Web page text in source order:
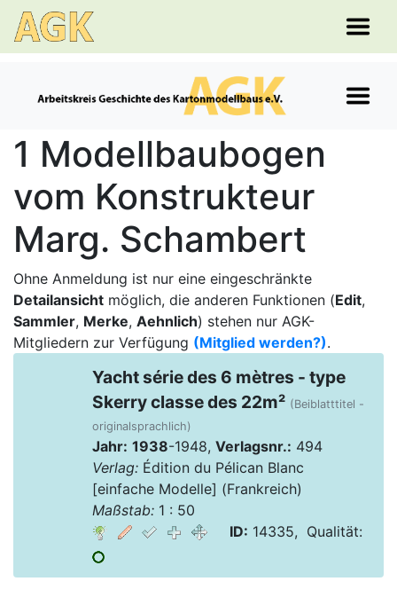
1 Modellbaubogen
vom Konstrukteur
Marg. Schambert
Ohne Anmeldung ist nur eine eingeschränkte
Detailansicht möglich, die anderen Funktionen (Edit,
Sammler, Merke, Aehnlich) stehen nur AGK-
Mitgliedern zur Verfügung (Mitglied werden?).
Yacht série des 6 mètres - type
Skerry classe des 22m² (Beiblatttitel -
originalsprachlich)
Jahr: 1938-1948, Verlagsnr.: 494
Verlag:Édition du Pélican Blanc
[einfache Modelle] (Frankreich)
Maßstab:1 : 50
ID: 14335, Qualität: